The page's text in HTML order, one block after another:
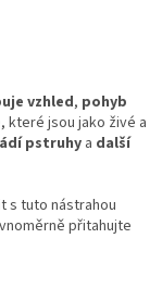
vzhled, pohyb
které jsou jako živé a
pstruhya další
s tuto nástrahou
přitahujte